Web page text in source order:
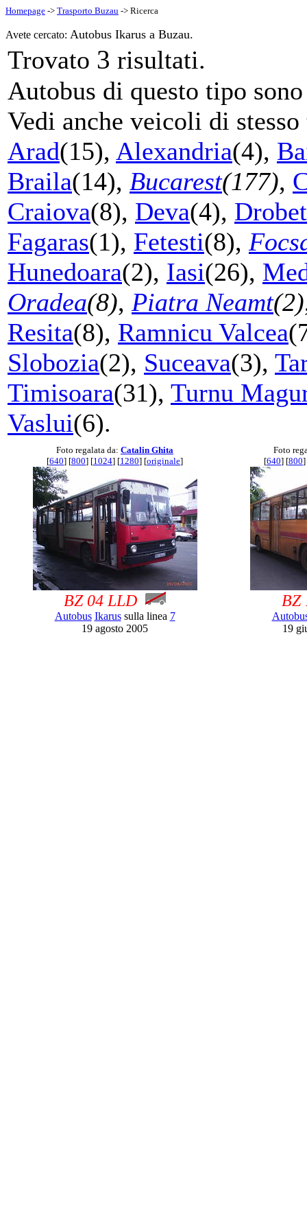
Homepage -> Trasporto Buzau -> Ricerca
Avete cercato: Autobus Ikarus a Buzau.
Trovato 3 risultati.
Autobus di questo tipo
Vedi anche veicoli di
Arad(15), Alexandria(4),
Braila(14), Bucarest(177),
Craiova(8), Deva(4),
Fagaras(1), Fetesti(8),
Hunedoara(2), Iasi(26),
Oradea(8), Piatra Neamt(2)
Resita(8), Ramnicu Valcea
Slobozia(2), Suceava(3),
Timisoara(31), Turnu
Vaslui(6).
Foto regalata da: Catalin Ghita
[640] [800] [1024] [1280] [originale]
BZ 04 LLD
Autobus Ikarussulla linea 7
19 agosto 2005
Foto
[640] [800]
BZ
19